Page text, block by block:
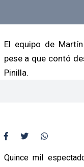
El equipo de
pese a que contó
Pinilla.
Quince mil